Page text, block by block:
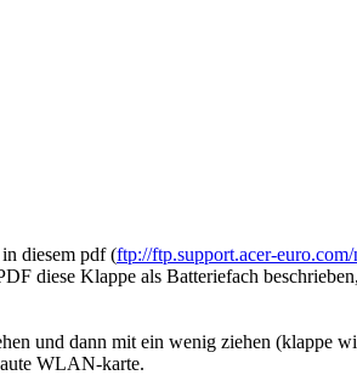
diesem pdf (ftp://ftp.support.acer-
diese Klappe als Batteriefach
und dann mit ein wenig ziehen (klappe
WLAN-karte.